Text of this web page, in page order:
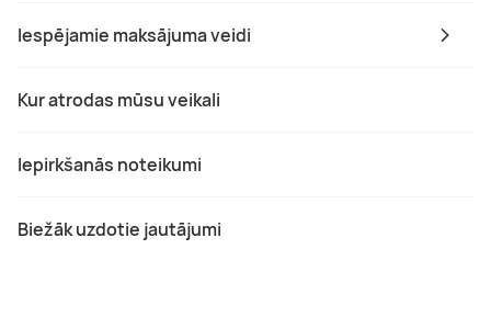
Iespējamie maksājuma veidi
Kur atrodas mūsu veikali
Iepirkšanās noteikumi
Biežāk uzdotie jautājumi